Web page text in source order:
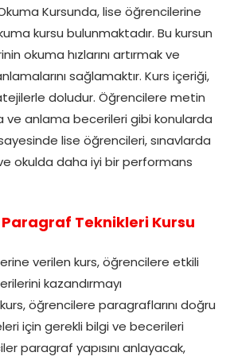
Kursunda, lise öğrencilerine
kursu bulunmaktadır. Bu kursun
okuma hızlarını artırmak ve
sağlamaktır. Kurs içeriği,
doludur. Öğrencilere metin
ve anlama becerileri gibi konularda
lise öğrencileri, sınavlarda
okulda daha iyi bir performans
Teknikleri Kursu
verilen kurs, öğrencilere etkili
kazandırmayı
öğrencilere paragraflarını doğru
için gerekli bilgi ve becerileri
paragraf yapısını anlayacak,